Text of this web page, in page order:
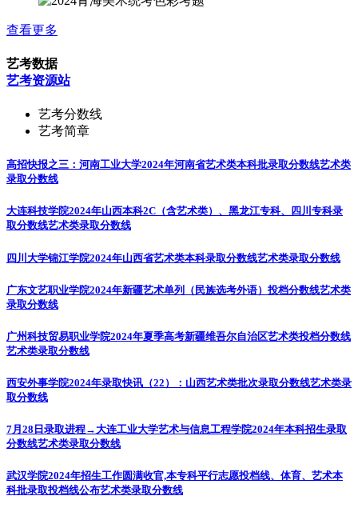
查看更多
艺考数据
艺考资源站
艺考分数线
艺考简章
高招快报之三：河南工业大学2024年河南省艺术类本科批录取分数线艺术类
录取分数线
大连科技学院2024年山西本科2C（含艺术类）、黑龙江专科、四川专科录
取分数线艺术类录取分数线
四川大学锦江学院2024年山西省艺术类本科录取分数线艺术类录取分数线
广东文艺职业学院2024年新疆艺术单列（民族选考外语）投档分数线艺术类
录取分数线
广州科技贸易职业学院2024年夏季高考新疆维吾尔自治区艺术类投档分数线
艺术类录取分数线
西安外事学院2024年录取快讯（22）：山西艺术类批次录取分数线艺术类录
取分数线
7月28日录取进程→大连工业大学艺术与信息工程学院2024年本科招生录取
分数线艺术类录取分数线
武汉学院2024年招生工作圆满收官,本专科平行志愿投档线、体育、艺术本
科批录取投档线公布艺术类录取分数线